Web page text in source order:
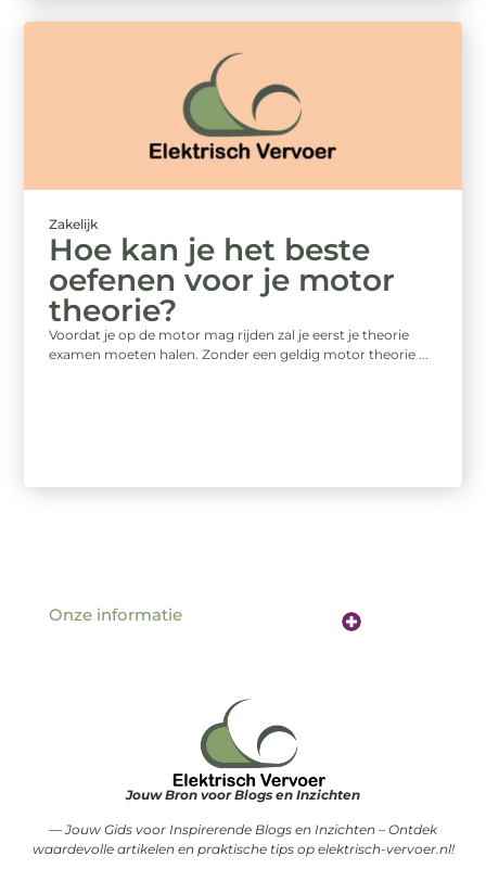
Zakelijk
Hoe kan je het beste
oefenen voor je motor
theorie?
Voordat je op de motor mag rijden zal je eerst je theorie
examen moeten halen. Zonder een geldig motor theorie ...
Jouw Bron voor Blogs en Inzichten
— Jouw Gids voor Inspirerende Blogs en Inzichten – Ontdek
waardevolle artikelen en praktische tips op elektrisch-vervoer.nl!
Onze informatie